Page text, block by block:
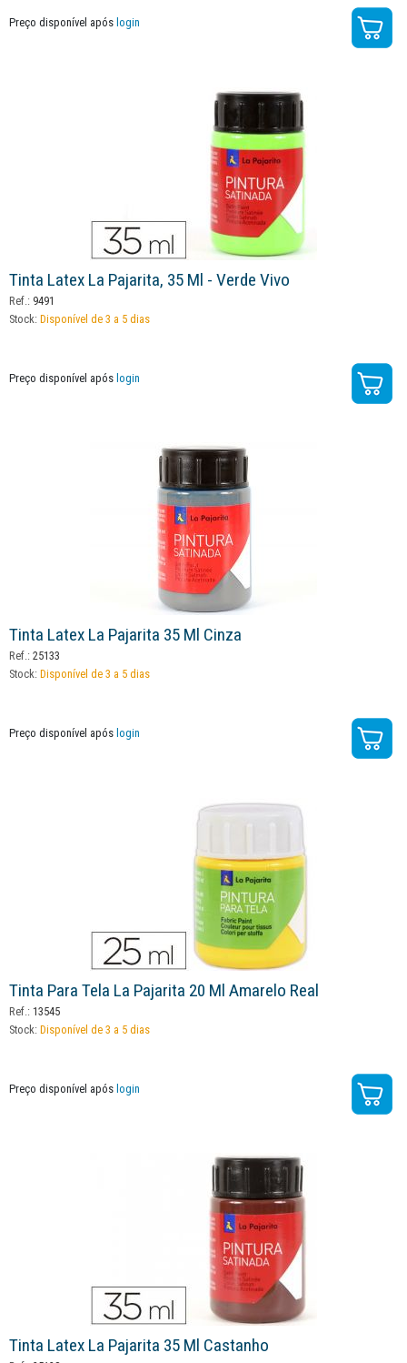
Preço disponível após login
Tinta Latex La Pajarita, 35 Ml - Verde Vivo
Ref.: 9491
Stock: Disponível de 3 a 5 dias
Preço disponível após login
Tinta Latex La Pajarita 35 Ml Cinza
Ref.: 25133
Stock: Disponível de 3 a 5 dias
Preço disponível após login
Tinta Para Tela La Pajarita 20 Ml Amarelo Real
Ref.: 13545
Stock: Disponível de 3 a 5 dias
Preço disponível após login
Tinta Latex La Pajarita 35 Ml Castanho